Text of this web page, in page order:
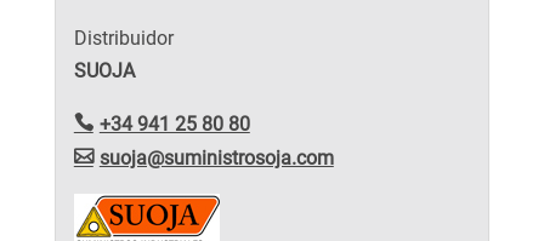
Distribuidor
SUOJA
+34 941 25 80 80
suoja@suministrosoja.com